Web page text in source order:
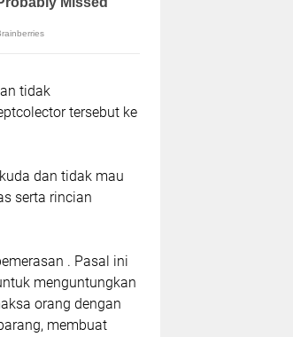
tidak
tersebut ke
dan tidak mau
serta rincian
. Pasal ini
menguntungkan
orang dengan
membuat